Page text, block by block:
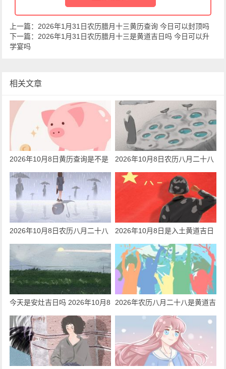
上一篇： 2026年1月31日农历腊月十三黄历查询 今日可以封顶吗
下一篇： 2026年1月31日农历腊月十三是黄道吉日吗 今日可以升
学宴吗
相关文章
2026年10月8日黄历查询是不是
钓鱼的黄道吉日
2026年10月8日农历八月二十八
日子好吗 今天黄历是耕种吉日吗
2026年10月8日农历八月二十八
日子好吗 今天黄历是安坟吉日吗
2026年10月8日是入土黄道吉日
吗 今天黄历日子好吗
今天是安灶吉日吗 2026年10月8
日是黄道吉日吗
2026年农历八月二十八是黄道吉
日吗 2026年八月二十八财神在
哪个方向